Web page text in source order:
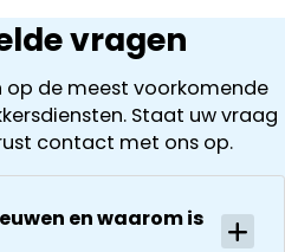
worden,
en
van de
dat de
schoorsteen
onderhoud
had. Wij
kregen direct
een offerte
uitgewerkt en
na 1 week
uit wat ze zijn
( laten ook
foto’s zien).
offerte is
vervolgens
helder en
gedurende
hele proces
vragen
de meest voorkomende
Staat uw vraag
contact met ons op.
en waarom is